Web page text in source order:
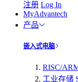
注册 Log In
MyAdvantech
产品
嵌入式电脑
RISC/
工业存储